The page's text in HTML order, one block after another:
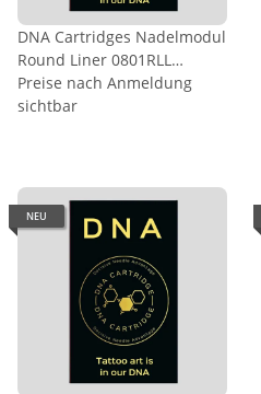
DNA Cartridges Nadelmodul
Round Liner 0801RLL
0,25mm
Preise nach Anmeldung
sichtbar
NEU